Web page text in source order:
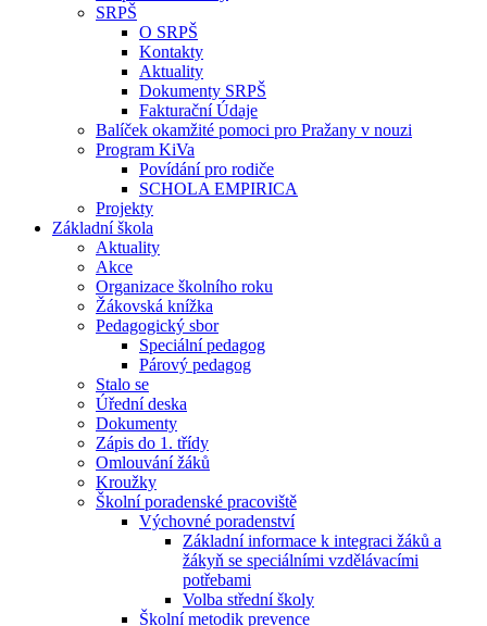
SRPŠ
O SRPŠ
Kontakty
Aktuality
Dokumenty SRPŠ
Fakturační Údaje
Balíček okamžité pomoci pro Pražany v nouzi
Program KiVa
Povídání pro rodiče
SCHOLA EMPIRICA
Projekty
Základní škola
Aktuality
Akce
Organizace školního roku
Žákovská knížka
Pedagogický sbor
Speciální pedagog
Párový pedagog
Stalo se
Úřední deska
Dokumenty
Zápis do 1. třídy
Omlouvání žáků
Kroužky
Školní poradenské pracoviště
Výchovné poradenství
Základní informace k integraci žáků a
žákyň se speciálními vzdělávacími
potřebami
Volba střední školy
Školní metodik prevence